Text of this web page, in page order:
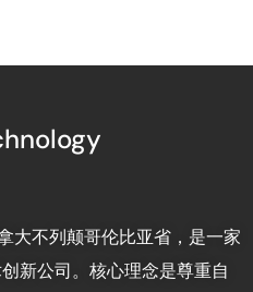
大不列颠哥伦比亚省，是一家
新公司。核心理念是尊重自